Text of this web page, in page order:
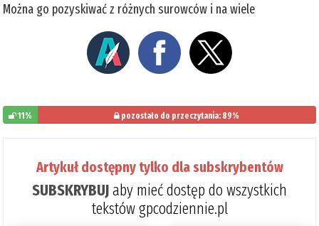
Można go pozyskiwać z różnych surowców i na wiele
11% pozostało do przeczytania: 89%
Artykuł dostępny tylko dla subskrybentów
SUBSKRYBUJaby mieć dostęp do wszystkich
tekstów gpcodziennie.pl